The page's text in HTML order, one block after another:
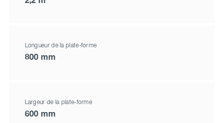
Longueur de la plate-forme
800 mm
Largeur de la plate-forme
600 mm